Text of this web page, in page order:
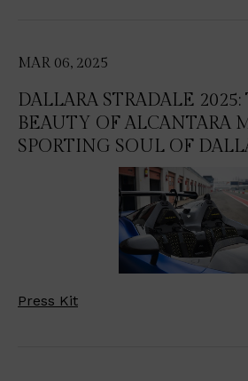
MAR 06, 2025
DALLARA STRADALE
BEAUTY OF ALCANTARA
SPORTING SOUL OF
Press Kit